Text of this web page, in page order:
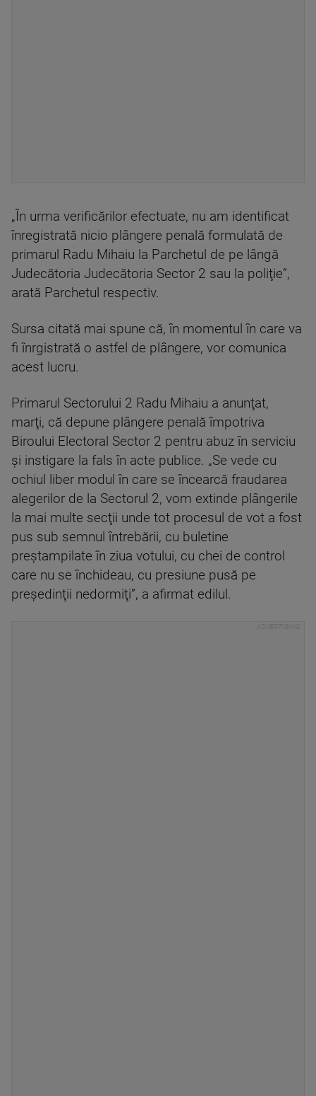
„În urma verificărilor efectuate, nu am identificat
înregistrată nicio plângere penală formulată de
primarul Radu Mihaiu la Parchetul de pe lângă
Judecătoria Judecătoria Sector 2 sau la poliţie”,
arată Parchetul respectiv.
Sursa citată mai spune că, în momentul în care va
fi înrgistrată o astfel de plângere, vor comunica
acest lucru.
Primarul Sectorului 2 Radu Mihaiu a anunţat,
marţi, că depune plângere penală împotriva
Biroului Electoral Sector 2 pentru abuz în serviciu
şi instigare la fals în acte publice. „Se vede cu
ochiul liber modul în care se încearcă fraudarea
alegerilor de la Sectorul 2, vom extinde plângerile
la mai multe secţii unde tot procesul de vot a fost
pus sub semnul întrebării, cu buletine
preştampilate în ziua votului, cu chei de control
care nu se închideau, cu presiune pusă pe
preşedinţii nedormiţi”, a afirmat edilul.